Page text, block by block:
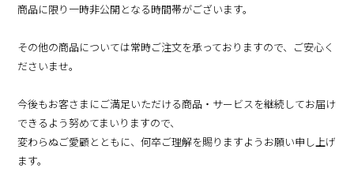
商品に限り一時非公開となる時間帯がございます。
その他の商品については常時ご注文を承っておりますので、ご安心く
ださいませ。
今後もお客さまにご満足いただける商品・サービスを継続してお届け
できるよう努めてまいりますので、
変わらぬご愛顧とともに、何卒ご理解を賜りますようお願い申し上げ
ます。